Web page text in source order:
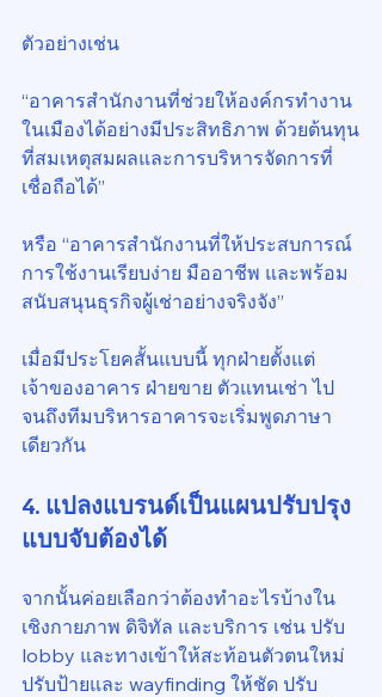
ตัวอย่างเช่น
“อาคารสำนักงานที่ช่วยให้องค์กรทำงาน
ในเมืองได้อย่างมีประสิทธิภาพ ด้วยต้นทุน
ที่สมเหตุสมผลและการบริหารจัดการที่
เชื่อถือได้”
หรือ “อาคารสำนักงานที่ให้ประสบการณ์
การใช้งานเรียบง่าย มืออาชีพ และพร้อม
สนับสนุนธุรกิจผู้เช่าอย่างจริงจัง”
เมื่อมีประโยคสั้นแบบนี้ ทุกฝ่ายตั้งแต่
เจ้าของอาคาร ฝ่ายขาย ตัวแทนเช่า ไป
จนถึงทีมบริหารอาคารจะเริ่มพูดภาษา
เดียวกัน
4. แปลงแบรนด์เป็นแผนปรับปรุง
แบบจับต้องได้
จากนั้นค่อยเลือกว่าต้องทำอะไรบ้างใน
เชิงกายภาพ ดิจิทัล และบริการ เช่น ปรับ
lobby และทางเข้าให้สะท้อนตัวตนใหม่
ปรับป้ายและ wayfinding ให้ชัด ปรับ